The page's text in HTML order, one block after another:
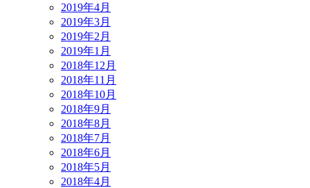
2019年4月
2019年3月
2019年2月
2019年1月
2018年12月
2018年11月
2018年10月
2018年9月
2018年8月
2018年7月
2018年6月
2018年5月
2018年4月